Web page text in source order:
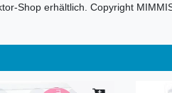
Shop erhältlich. Copyright